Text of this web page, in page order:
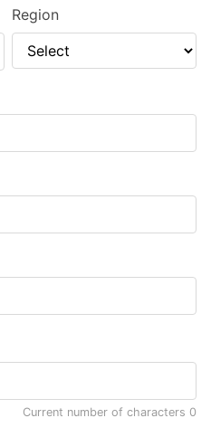
Region
Current number of characters 0